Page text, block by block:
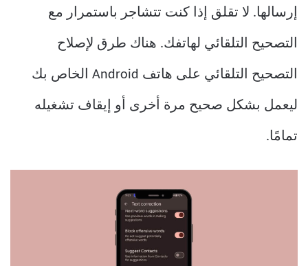
إرسالها. لا تقلق إذا كنت تتشاجر باستمرار مع
التصحيح التلقائي لهاتفك. هناك طرق لإصلاح
التصحيح التلقائي على هاتف Android الخاص بك
ليعمل بشكل صحيح مرة أخرى أو إيقاف تشغيله
تمامًا.